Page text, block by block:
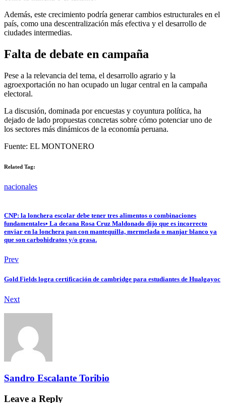
Además, este crecimiento podría generar cambios estructurales en el
país, como una descentralización más efectiva y el desarrollo de
ciudades intermedias.
Falta de debate en campaña
Pese a la relevancia del tema, el desarrollo agrario y la
agroexportación no han ocupado un lugar central en la campaña
electoral.
La discusión, dominada por encuestas y coyuntura política, ha
dejado de lado propuestas concretas sobre cómo potenciar uno de
los sectores más dinámicos de la economía peruana.
Fuente: EL MONTONERO
Related Tag:
nacionales
CNP: la lonchera escolar debe tener tres alimentos o combinaciones
fundamentales• La decana Rosa Cruz Maldonado dijo que es incorrecto
enviar en la lonchera pan con mantequilla, mermelada o manjar blanco ya
que son carbohidratos y/o grasa.
Prev
Gold Fields logra certificación de cambridge para estudiantes de Hualgayoc
Next
Sandro Escalante Toribio
Leave a Reply